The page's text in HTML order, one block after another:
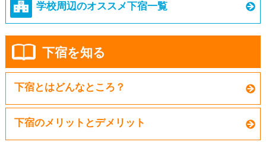
学校周辺のオススメ下宿一覧
下宿を知る
下宿とはどんなところ？
下宿のメリットとデメリット